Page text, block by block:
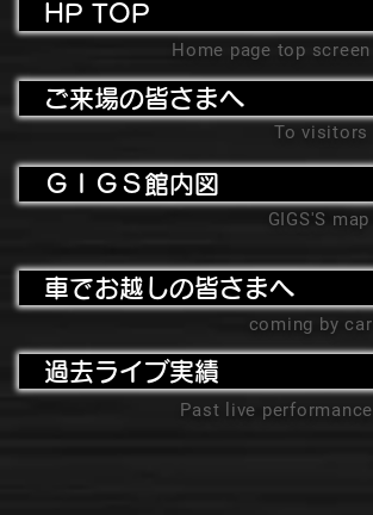
HP TOP
Home page top screen
ご来場の皆さまへ
To visitors
ＧＩＧＳ館内図
GIGS'S map
車でお越しの皆さまへ
coming by car
過去ライブ実績
Past live performance